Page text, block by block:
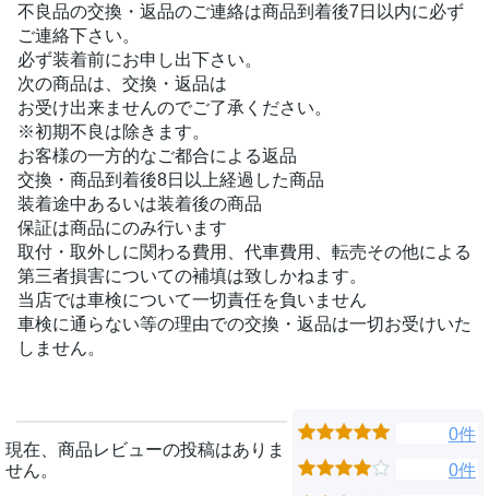
不良品の交換・返品のご連絡は商品到着後7日以内に必ず
ご連絡下さい。
必ず装着前にお申し出下さい。
次の商品は、交換・返品は
お受け出来ませんのでご了承ください。
※初期不良は除きます。
お客様の一方的なご都合による返品
交換・商品到着後8日以上経過した商品
装着途中あるいは装着後の商品
保証は商品にのみ行います
取付・取外しに関わる費用、代車費用、転売その他による
第三者損害についての補填は致しかねます。
当店では車検について一切責任を負いません
車検に通らない等の理由での交換・返品は一切お受けいた
しません。
現在、商品レビューの投稿はありま
せん。
0件
0件